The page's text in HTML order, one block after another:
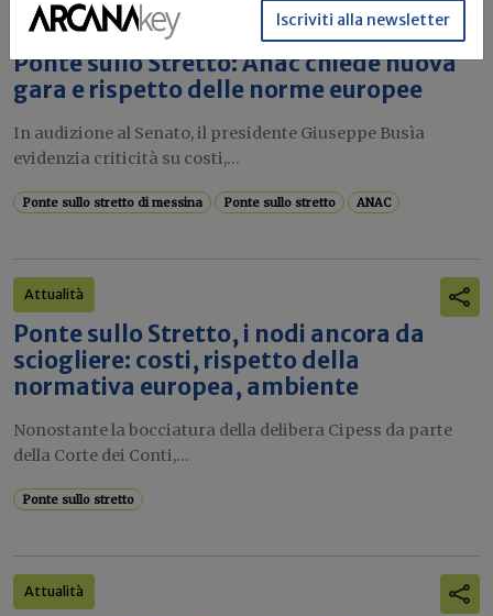
Attualità
Ponte sullo Stretto: Anac chiede nuova
gara e rispetto delle norme europee
In audizione al Senato, il presidente Giuseppe Busìa
evidenzia criticità su costi,...
Ponte sullo stretto di messina Ponte sullo stretto ANAC
Attualità
Ponte sullo Stretto, i nodi ancora da
sciogliere: costi, rispetto della
normativa europea, ambiente
Nonostante la bocciatura della delibera Cipess da parte
della Corte dei Conti,...
Ponte sullo stretto
Attualità
Iscriviti alla newsletter